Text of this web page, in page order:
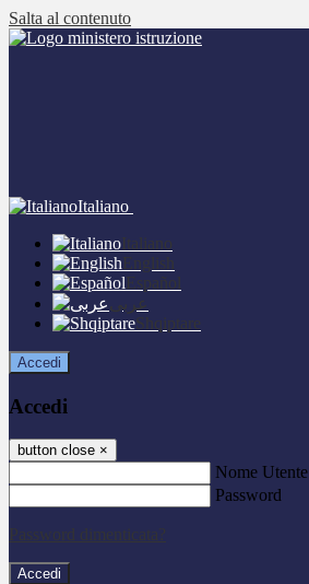
Salta al contenuto
Italiano
Italiano
English
Español
عربى
Shqiptare
Accedi
Accedi
button close ×
Nome Utente
Password
Password dimenticata?